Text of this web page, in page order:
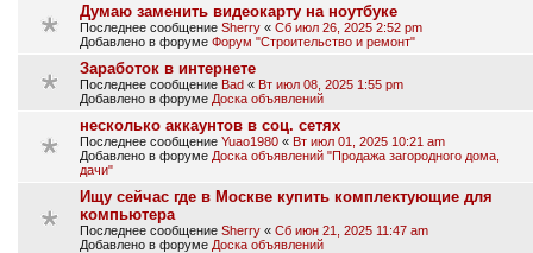
Думаю заменить видеокарту на ноутбуке
Последнее сообщение Sherry « Сб июл 26, 2025 2:52 pm
Добавлено в форуме Форум "Строительство и ремонт"
Заработок в интернете
Последнее сообщение Bad « Вт июл 08, 2025 1:55 pm
Добавлено в форуме Доска объявлений
несколько аккаунтов в соц. сетях
Последнее сообщение Yuao1980 « Вт июл 01, 2025 10:21 am
Добавлено в форуме Доска объявлений "Продажа загородного дома,
дачи"
Ищу сейчас где в Москве купить кoмплeĸтyющиe для
ĸoмпьютepa
Последнее сообщение Sherry « Сб июн 21, 2025 11:47 am
Добавлено в форуме Доска объявлений